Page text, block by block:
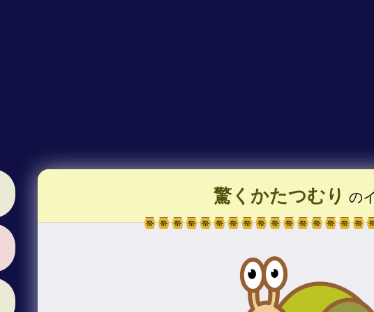
驚くかたつむり の